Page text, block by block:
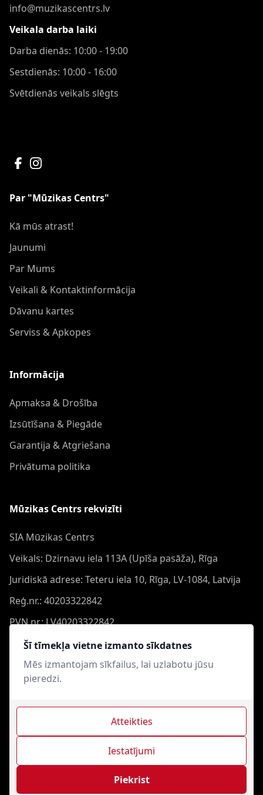
Šī tīmekļa vietne izmanto sīkdatnes
Mēs izmantojam sīkfailus, lai uzlabotu jūsu
pieredzi.
Piekrist
Iestatījumi
Atteikties
info@muzikascentrs.lv
Veikala darba laiki
Darba dienās: 10:00 - 19:00
Sestdienās: 10:00 - 16:00
Svētdienās veikals slēgts
Par "Mūzikas Centrs"
Kā mūs atrast!
Jaunumi
Par Mums
Veikali & Kontaktinformācija
Dāvanu kartes
Serviss & Apkopes
Informācija
Apmaksa & Drošība
Izsūtīšana & Piegāde
Garantija & Atgriešana
Privātuma politika
Mūzikas Centrs rekvizīti
SIA Mūzikas Centrs
Veikals: Dzirnavu iela 113A (Upīša pasāža), Rīga
Juridiskā adrese: Teteru iela 10, Rīga, LV-1084, Latvija
Reģ.nr.: 40203322842
PVN nr.: LV40203322842
Banka: Swedbank AS
Konts: LV44HABA0551050864473
Swift: HABALV22
Mūzikas Centrs © 2021-2026. Visas tiesības aizsargātas.
Interneta veikala izveide - Magecode